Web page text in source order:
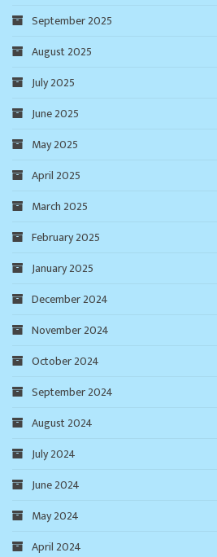
September 2025
August 2025
July 2025
June 2025
May 2025
April 2025
March 2025
February 2025
January 2025
December 2024
November 2024
October 2024
September 2024
August 2024
July 2024
June 2024
May 2024
April 2024